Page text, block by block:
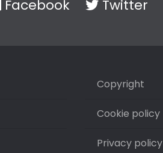
Facebook Twitter
Copyright
Cookie policy
Privacy policy